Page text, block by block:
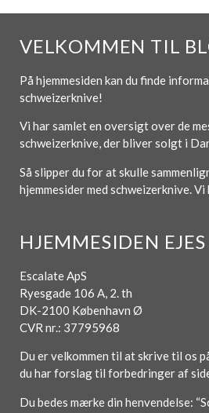
VELKOMMEN TIL
På hjemmesiden kan du finde
schweizerknive!
Vi har samlet en oversigt over de
schweizerknive, der bliver solgt i
Så slipper du for at skulle
hjemmesider med schweizerknive.
HJEMMESIDEN
Escalate ApS
Ryesgade 106 A, 2. th
DK-2100 København Ø
CVR nr.: 37795968
Du er velkommen til at skrive til os
du har forslag til forbedringer af
Du bedes mærke din henvendelse: